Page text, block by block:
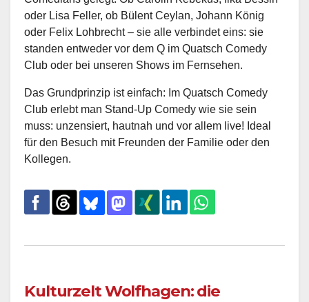
oder Lisa Feller, ob Bülent Ceylan, Johann König
oder Felix Lohbrecht – sie alle verbindet eins: sie
standen entweder vor dem Q im Quatsch Comedy
Club oder bei unseren Shows im Fernsehen.
Das Grundprinzip ist einfach: Im Quatsch Comedy
Club erlebt man Stand-Up Comedy wie sie sein
muss: unzensiert, hautnah und vor allem live! Ideal
für den Besuch mit Freunden der Familie oder den
Kollegen.
Kulturzelt Wolfhagen: die